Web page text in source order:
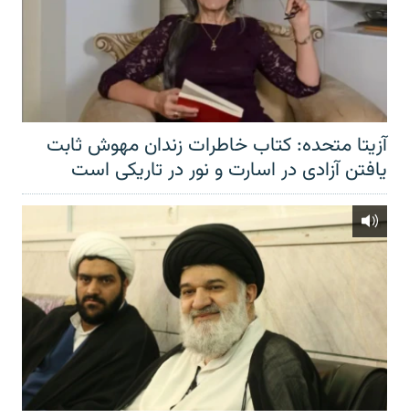
آزیتا متحده: کتاب خاطرات زندان مهوش ثابت
یافتن آزادی در اسارت و نور در تاریکی است